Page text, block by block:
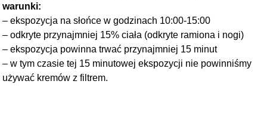
warunki:
– ekspozycja na słońce w godzinach 10:00-15:00
– odkryte przynajmniej 15% ciała (odkryte ramiona i nogi)
– ekspozycja powinna trwać przynajmniej 15 minut
– w tym czasie tej 15 minutowej ekspozycji nie powinniśmy
używać kremów z filtrem.